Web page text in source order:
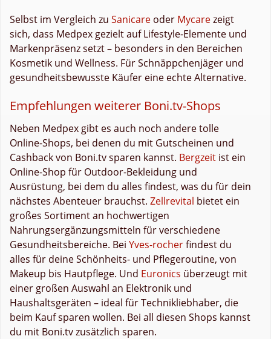
Selbst im Vergleich zu Sanicare oder Mycarezeigt
sich, dass Medpex gezielt auf Lifestyle-Elemente und
Markenpräsenz setzt – besonders in den Bereichen
Kosmetik und Wellness. Für Schnäppchenjäger und
gesundheitsbewusste Käufer eine echte Alternative.
Empfehlungen weiterer Boni.tv-Shops
Neben Medpex gibt es auch noch andere tolle
Online-Shops, bei denen du mit Gutscheinen und
Cashback von Boni.tv sparen kannst. Bergzeit ist ein
Online-Shop für Outdoor-Bekleidung und
Ausrüstung, bei dem du alles findest, was du für dein
nächstes Abenteuer brauchst. Zellrevital bietet ein
großes Sortiment an hochwertigen
Nahrungsergänzungsmitteln für verschiedene
Gesundheitsbereiche. Bei Yves-rocherfindest du
alles für deine Schönheits- und Pflegeroutine, von
Makeup bis Hautpflege. Und Euronics überzeugt mit
einer großen Auswahl an Elektronik und
Haushaltsgeräten – ideal für Technikliebhaber, die
beim Kauf sparen wollen. Bei all diesen Shops kannst
du mit Boni.tv zusätzlich sparen.